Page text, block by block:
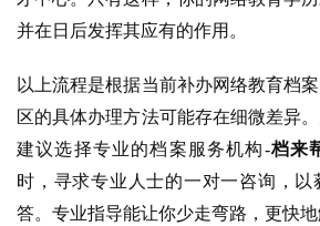
并在日后发挥其应有的作用。
以上流程是根据当前补办网络教育档
区的具体办理方法可能存在细微差异
建议选择专业的档案服务机构-档来
时，寻求专业人士的一对一咨询，
答。专业指导能让你少走弯路，更快地